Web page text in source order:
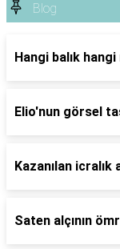
Blog
Hangi balık
Elio'nun görsel
Kazanılan icralık
Saten alçının